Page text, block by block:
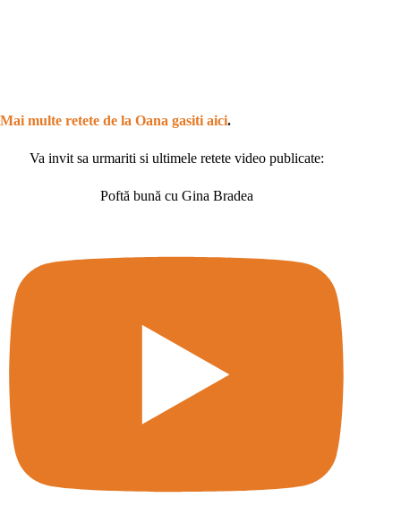
Mai multe retete de la Oana gasiti aici.
Va invit sa urmariti si ultimele retete video publicate:
Poftă bună cu Gina Bradea